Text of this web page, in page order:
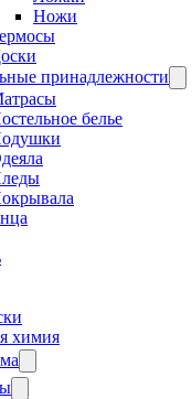
Ножи
принадлежности
белье
химия